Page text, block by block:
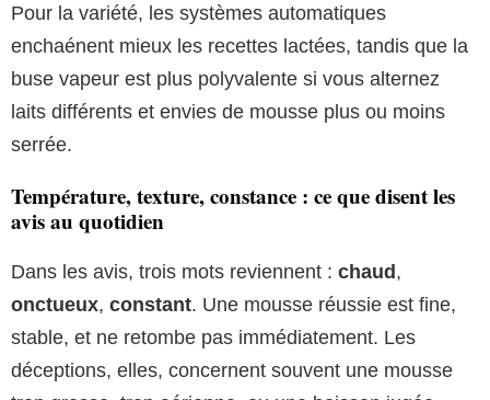
Pour la variété, les systèmes automatiques
enchaénent mieux les recettes lactées, tandis que la
buse vapeur est plus polyvalente si vous alternez
laits différents et envies de mousse plus ou moins
serrée.
Température, texture, constance : ce que disent les
avis au quotidien
Dans les avis, trois mots reviennent : chaud,
onctueux, constant. Une mousse réussie est fine,
stable, et ne retombe pas immédiatement. Les
déceptions, elles, concernent souvent une mousse